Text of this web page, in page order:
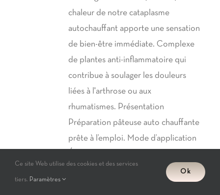
chaleur de notre cataplasme
autochauffant apporte une sensation
de bien-être immédiate. Complexe
de plantes anti-inflammatoire qui
contribue à soulager les douleurs
liées à l'arthrose ou aux
rhumatismes. Présentation
Préparation pâteuse auto chauffante
prête à l’emploi. Mode d’application
fine et régulière sur la surface à
Ce site Web utilise des cookies et des services
tiers. Paramètres
Ok